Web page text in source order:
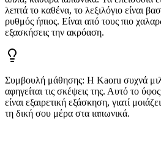
λεπτά το καθένα, το λεξιλόγιο είναι
ρυθμός ήπιος. Είναι από τους πιο
εξασκήσεις την ακρόαση.
Συμβουλή μάθησης: Η Kaoru συχνά
αφηγείται τις σκέψεις της. Αυτό το
είναι εξαιρετική εξάσκηση, γιατί
τη δική σου μέρα στα ιαπωνικά.